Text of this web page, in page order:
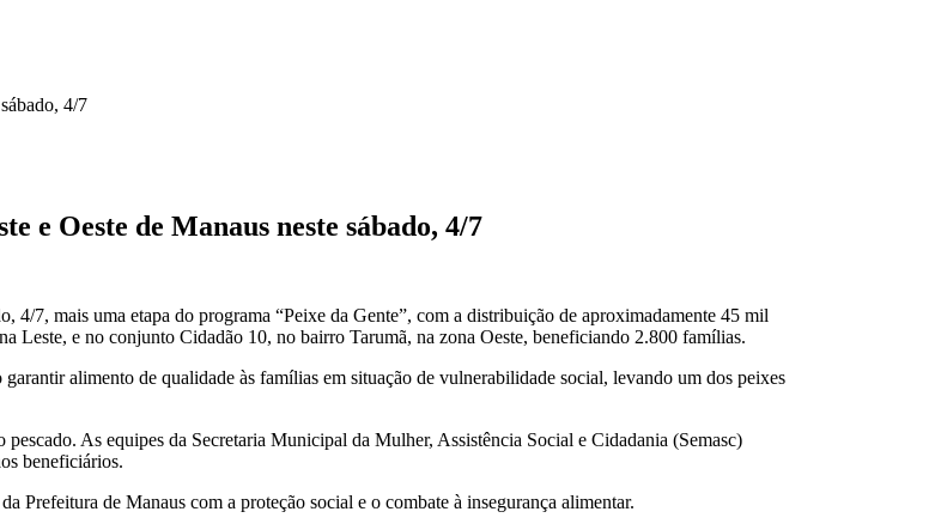
4/7
e Oeste de Manaus neste sábado, 4/7
4/7, mais uma etapa do programa “Peixe da Gente”, com a distribuição de aproximadamente 45 mil
e no conjunto Cidadão 10, no bairro Tarumã, na zona Oeste, beneficiando 2.800 famílias.
alimento de qualidade às famílias em situação de vulnerabilidade social, levando um dos peixes
As equipes da Secretaria Municipal da Mulher, Assistência Social e Cidadania (Semasc)
beneficiários.
Prefeitura de Manaus com a proteção social e o combate à insegurança alimentar.